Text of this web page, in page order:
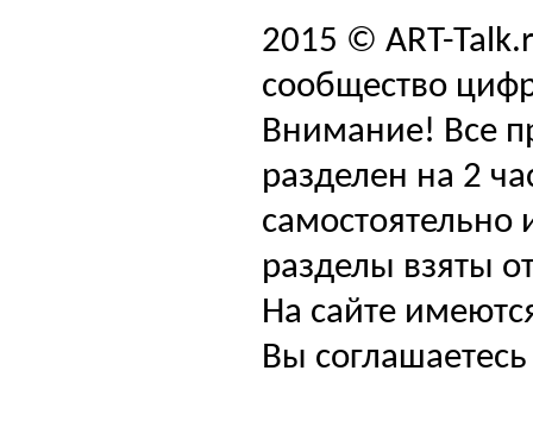
2015 © ART-
сообщество
Внимание! Все
разделен на 2
самостоятельно
разделы взяты
На сайте
Вы